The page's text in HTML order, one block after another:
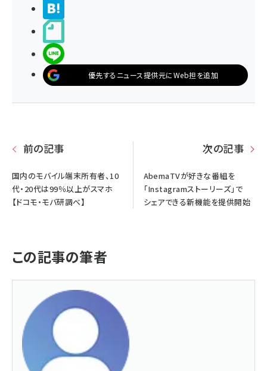
優先するニュース提供元にWeb担を追加
前の記事
国内のモバイル端末所有者、10
代・20代は99％以上がスマホ
【ドコモ・モバ研調べ】
次の記事
AbemaTVが好きな番組を
「Instagramストーリーズ」で
シェアできる新機能を提供開始
この記事の筆者